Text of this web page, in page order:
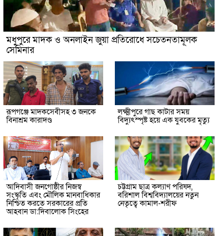
মধুপুরে মাদক ও অনলাইন জুয়া প্রতিরোধে সচেতনতামূলক
সেমিনার
রূপগঞ্জে মাদকসেবীসহ ৩ জনকে
বিনাশ্রম কারাদণ্ড
লক্ষ্মীপুরে গাছ কাটার সময়
বিদ্যুৎস্পৃষ্ট হয়ে এক যুবকের মৃত্যু
আদিবাসী জনগোষ্ঠীর নিজস্ব
সংস্কৃতি এবং মৌলিক মানবাধিকার
নিশ্চিত করতে সরকারের প্রতি
আহবান ডা:দিবালোক সিংহের
চট্টগ্রাম ছাত্র কল্যাণ পরিষদ,
বরিশাল বিশ্ববিদ্যালয়ের নতুন
নেতৃত্বে কামাল-শরীফ